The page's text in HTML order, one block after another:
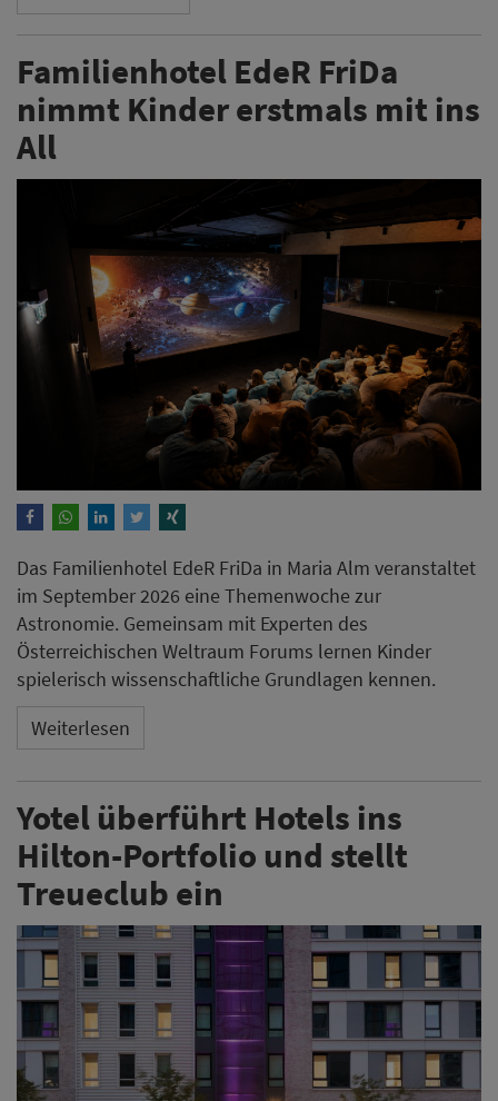
Familienhotel EdeR FriDa
nimmt Kinder erstmals mit ins
All
Das Familienhotel EdeR FriDa in Maria Alm veranstaltet
im September 2026 eine Themenwoche zur
Astronomie. Gemeinsam mit Experten des
Österreichischen Weltraum Forums lernen Kinder
spielerisch wissenschaftliche Grundlagen kennen.
Weiterlesen
Yotel überführt Hotels ins
Hilton-Portfolio und stellt
Treueclub ein